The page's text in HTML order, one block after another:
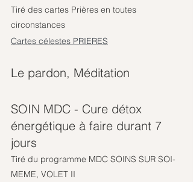
Tiré des cartes Prières en toutes
circonstances
Cartes célestes PRIERES
Le pardon, Méditation
SOIN MDC - Cure détox
énergétique à faire durant 7
jours
Tiré du programme MDC SOINS SUR SOI-
MEME, VOLET II